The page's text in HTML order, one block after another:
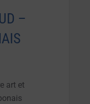
–
art et